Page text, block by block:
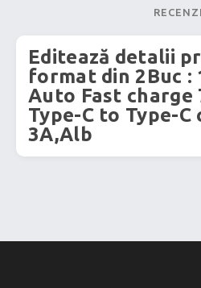
Editează detalii
format din 2Buc :
Auto Fast charge
Type-C to Type-C
3A,Alb